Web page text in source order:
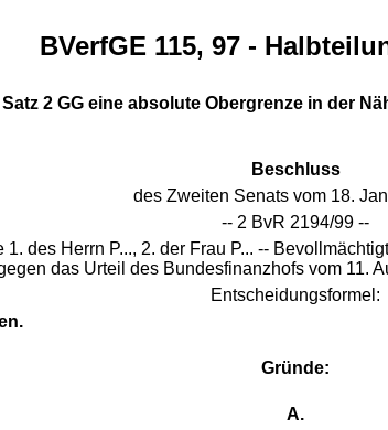
BVerfGE 115, 97 -
2 GG eine absolute Obergrenze in der
Beschluss
des Zweiten Senats vom 18.
-- 2 BvR 2194/99 --
des Herrn P..., 2. der Frau P... --
das Urteil des Bundesfinanzhofs vom 11.
Entscheidungsformel:
Gründe:
A.